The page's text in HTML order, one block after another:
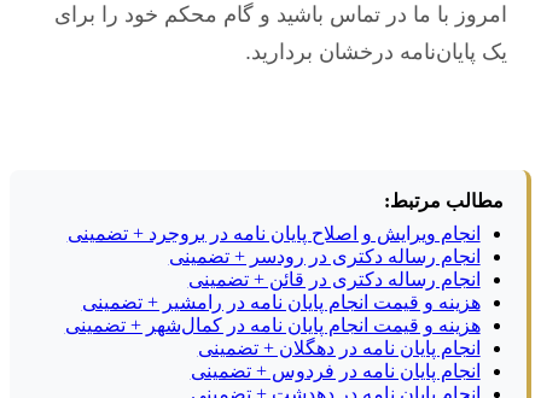
امروز با ما در تماس باشید و گام محکم خود را برای
یک پایان‌نامه درخشان بردارید.
مطالب مرتبط:
انجام ویرایش و اصلاح پایان نامه در بروجرد + تضمینی
انجام رساله دکتری در رودسر + تضمینی
انجام رساله دکتری در قائن + تضمینی
هزینه و قیمت انجام پایان نامه در رامشیر + تضمینی
هزینه و قیمت انجام پایان نامه در کمال‌شهر + تضمینی
انجام پایان نامه در دهگلان + تضمینی
انجام پایان نامه در فردوس + تضمینی
انجام پایان نامه در دهدشت + تضمینی